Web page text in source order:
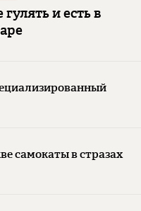
и есть в
самокаты в стразах